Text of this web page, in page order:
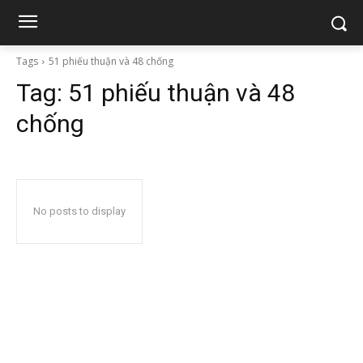
Tags 51 phiếu thuận và 48 chống
Tag: 51 phiếu thuận và 48
chống
No posts to display